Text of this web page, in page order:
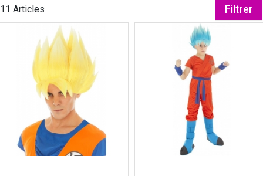
11 Articles Filtrer